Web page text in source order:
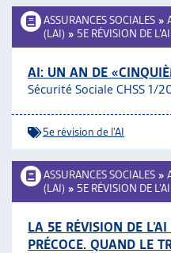
ASSURANCES SOCIALES »
(LAI) » 5E RÉVISION DE L’AI
AI: UN AN DE
Sécurité Sociale CHSS 1/
5e révision de l'AI
ASSURANCES SOCIALES »
(LAI) » 5E RÉVISION DE L’AI
LA 5E RÉVISION DE
PRÉCOCE. QUAND LE